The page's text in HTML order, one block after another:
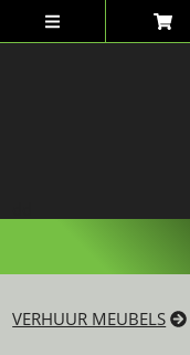
VERHUUR MEUBELS